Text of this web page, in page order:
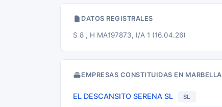
DATOS REGISTRALES
S 8 , H MA197873, I/A 1 (16.04.26)
EMPRESAS CONSTITUIDAS EN MARBELLA
EL DESCANSITO SERENA SL SL